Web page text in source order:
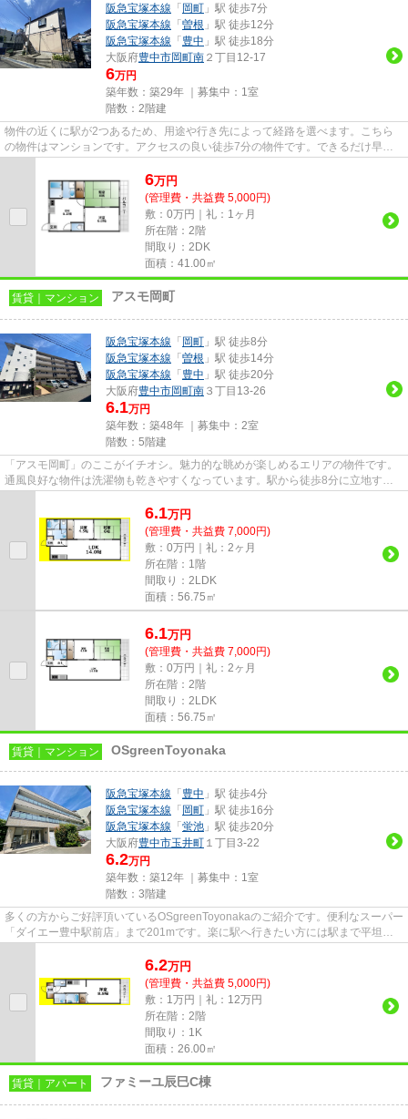
阪急宝塚本線 「 岡町 」駅 徒歩7分
阪急宝塚本線 「 曽根 」駅 徒歩12分
阪急宝塚本線 「 豊中 」駅 徒歩18分
大阪府豊中市岡町南 ２丁目12-17
6万円
築年数：築29年 ｜募集中： 1室
階数：2階建
物件の近くに駅が2つあるため、用途や行き先によって経路を選べます。こちら
の物件はマンションです。アクセスの良い徒歩7分の物件です。できるだけ早め
6万円
(管理費・共益費 5,000円)
敷：0万円｜礼：1ヶ月
所在階：2階
間取り：2DK
面積：41.00㎡
賃貸｜マンション アスモ岡町
阪急宝塚本線 「 岡町 」駅 徒歩8分
阪急宝塚本線 「 曽根 」駅 徒歩14分
阪急宝塚本線 「 豊中 」駅 徒歩20分
大阪府豊中市岡町南 ３丁目13-26
6.1万円
築年数：築48年 ｜募集中： 2室
階数：5階建
「アスモ岡町」のここがイチオシ。魅力的な眺めが楽しめるエリアの物件です。
通風良好な物件は洗濯物も乾きやすくなっています。駅から徒歩8分に立地する
6.1万円
(管理費・共益費 7,000円)
敷：0万円｜礼：2ヶ月
所在階：1階
間取り：2LDK
面積：56.75㎡
6.1万円
(管理費・共益費 7,000円)
敷：0万円｜礼：2ヶ月
所在階：2階
間取り：2LDK
面積：56.75㎡
賃貸｜マンション OSgreenToyonaka
阪急宝塚本線 「 豊中 」駅 徒歩4分
阪急宝塚本線 「 岡町 」駅 徒歩16分
阪急宝塚本線 「 蛍池 」駅 徒歩20分
大阪府豊中市玉井町 １丁目3-22
6.2万円
築年数：築12年 ｜募集中： 1室
階数：3階建
多くの方からご好評頂いているOSgreenToyonakaのご紹介です。便利なスーパー
「ダイエー豊中駅前店」まで201mです。楽に駅へ行きたい方には駅まで平坦な
6.2万円
(管理費・共益費 5,000円)
敷：1万円｜礼：12万円
所在階：2階
間取り：1K
面積：26.00㎡
賃貸｜アパート ファミーユ辰巳C棟